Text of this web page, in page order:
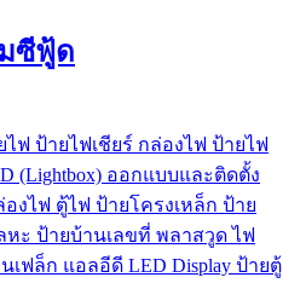
ซีฟู้ด
ฟ ป้ายไฟเชียร์ กล่องไฟ ป้ายไฟ
(Lightbox) ออกแบบและติดตั้ง
งไฟ ตู้ไฟ ป้ายโครงเหล็ก ป้าย
ะ ป้ายบ้านเลขที่ พลาสวูด ไฟ
ฟล็ก แอลอีดี LED Display ป้ายตู้